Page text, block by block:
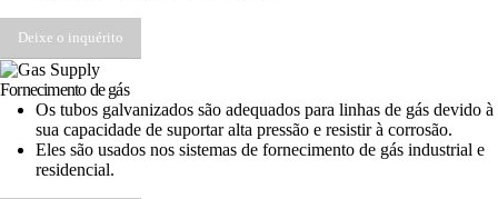
Deixe o inquérito
Fornecimento de gás
Os tubos galvanizados são adequados para linhas de gás devido à
sua capacidade de suportar alta pressão e resistir à corrosão.
Eles são usados ​​nos sistemas de fornecimento de gás industrial e
residencial.